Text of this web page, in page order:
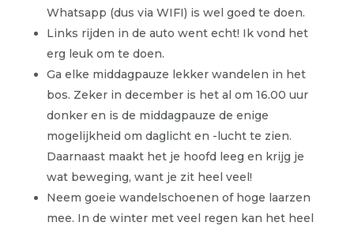
Whatsapp (dus via WIFI) is wel goed te doen.
Links rijden in de auto went echt! Ik vond het
erg leuk om te doen.
Ga elke middagpauze lekker wandelen in het
bos. Zeker in december is het al om 16.00 uur
donker en is de middagpauze de enige
mogelijkheid om daglicht en -lucht te zien.
Daarnaast maakt het je hoofd leeg en krijg je
wat beweging, want je zit heel veel!
Neem goeie wandelschoenen of hoge laarzen
mee. In de winter met veel regen kan het heel